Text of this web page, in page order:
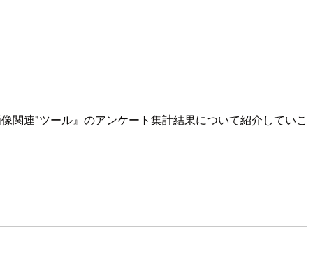
関連"ツール』のアンケート集計結果について紹介していこ